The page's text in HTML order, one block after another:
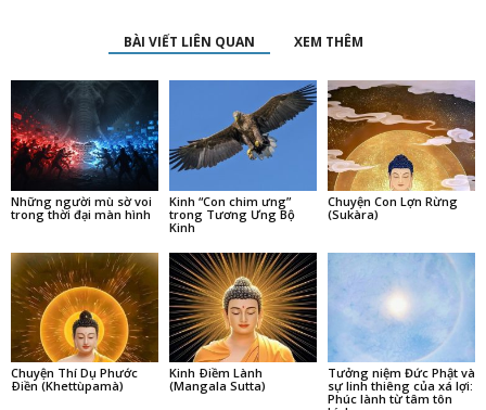
BÀI VIẾT LIÊN QUAN XEM THÊM
Những người mù sờ voi
trong thời đại màn hình
Kinh “Con chim ưng”
trong Tương Ưng Bộ
Kinh
Chuyện Con Lợn Rừng
(Sukàra)
Chuyện Thí Dụ Phước
Ðiền (Khettùpamà)
Kinh Ðiềm Lành
(Mangala Sutta)
Tưởng niệm Đức Phật và
sự linh thiêng của xá lợi:
Phúc lành từ tâm tôn